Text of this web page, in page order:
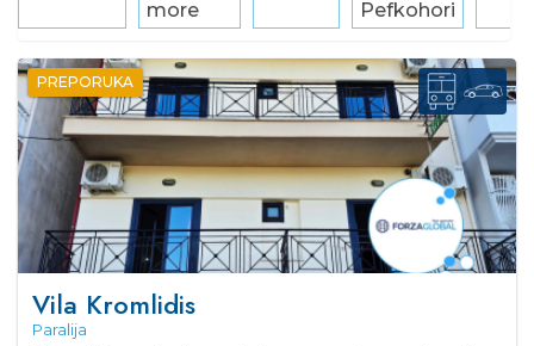
more
Pefkohori
PREPORUKA
Vila Kromlidis
Paralija